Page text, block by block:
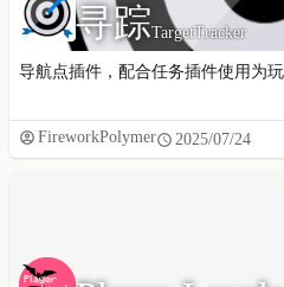
寻踪TargetTracker
FireworkPolymer 2025/07/24